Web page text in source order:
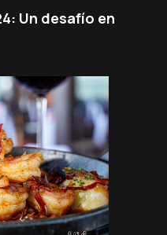
Un desafío en